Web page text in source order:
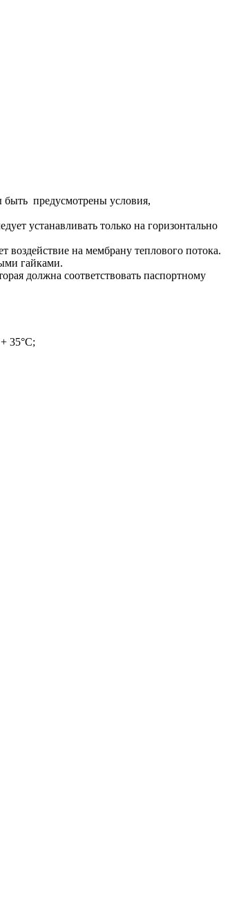
быть предусмотрены условия,
устанавливать только на горизонтально
на мембрану теплового потока.
гайками.
должна соответствовать паспортному
35°С;